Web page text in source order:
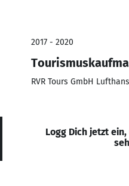
2017 - 2020
RVR Tours GmbH
Logg Dich jetzt